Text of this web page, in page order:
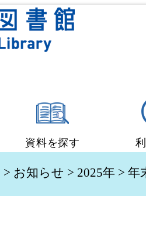
資料を探す
蔵書検索・予約
> お知らせ > 2025年 > 年